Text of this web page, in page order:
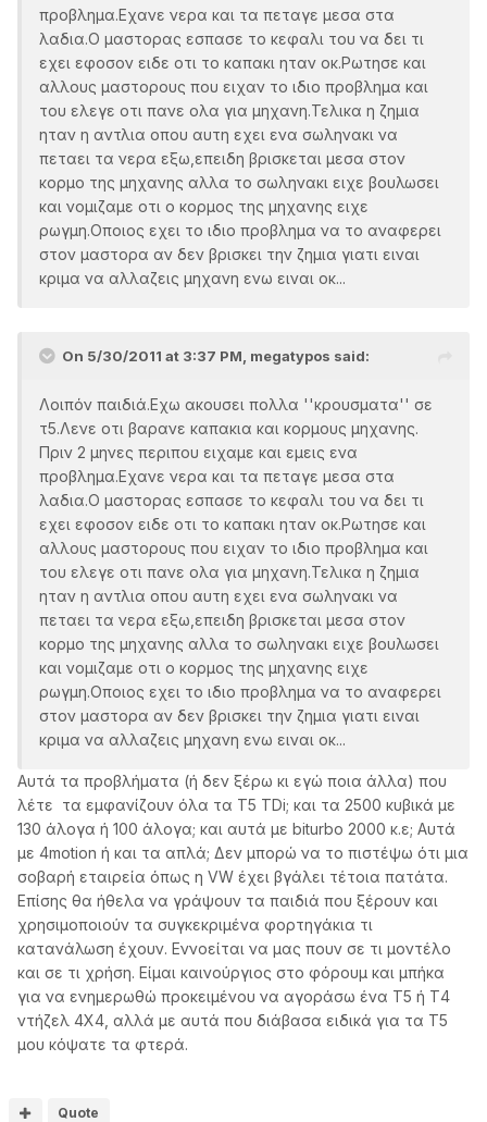
προβλημα.Εχανε νερα και τα πεταγε μεσα στα
λαδια.Ο μαστορας εσπασε το κεφαλι του να δει τι
εχει εφοσον ειδε οτι το καπακι ηταν οκ.Ρωτησε και
αλλους μαστορους που ειχαν το ιδιο προβλημα και
του ελεγε οτι πανε ολα για μηχανη.Τελικα η ζημια
ηταν η αντλια οπου αυτη εχει ενα σωληνακι να
πεταει τα νερα εξω,επειδη βρισκεται μεσα στον
κορμο της μηχανης αλλα το σωληνακι ειχε βουλωσει
και νομιζαμε οτι ο κορμος της μηχανης ειχε
ρωγμη.Οποιος εχει το ιδιο προβλημα να το αναφερει
στον μαστορα αν δεν βρισκει την ζημια γιατι ειναι
κριμα να αλλαζεις μηχανη ενω ειναι οκ...
On 5/30/2011 at 3:37 PM, megatypos said:
Λοιπόν παιδιά.Εχω ακουσει πολλα ''κρουσματα'' σε
τ5.Λενε οτι βαρανε καπακια και κορμους μηχανης.
Πριν 2 μηνες περιπου ειχαμε και εμεις ενα
προβλημα.Εχανε νερα και τα πεταγε μεσα στα
λαδια.Ο μαστορας εσπασε το κεφαλι του να δει τι
εχει εφοσον ειδε οτι το καπακι ηταν οκ.Ρωτησε και
αλλους μαστορους που ειχαν το ιδιο προβλημα και
του ελεγε οτι πανε ολα για μηχανη.Τελικα η ζημια
ηταν η αντλια οπου αυτη εχει ενα σωληνακι να
πεταει τα νερα εξω,επειδη βρισκεται μεσα στον
κορμο της μηχανης αλλα το σωληνακι ειχε βουλωσει
και νομιζαμε οτι ο κορμος της μηχανης ειχε
ρωγμη.Οποιος εχει το ιδιο προβλημα να το αναφερει
στον μαστορα αν δεν βρισκει την ζημια γιατι ειναι
κριμα να αλλαζεις μηχανη ενω ειναι οκ...
Αυτά τα προβλήματα (ή δεν ξέρω κι εγώ ποια άλλα) που
λέτε τα εμφανίζουν όλα τα Τ5 TDi; και τα 2500 κυβικά με
130 άλογα ή 100 άλογα; και αυτά με biturbo 2000 κ.ε; Αυτά
με 4motion ή και τα απλά; Δεν μπορώ να το πιστέψω ότι μια
σοβαρή εταιρεία όπως η VW έχει βγάλει τέτοια πατάτα.
Επίσης θα ήθελα να γράψουν τα παιδιά που ξέρουν και
χρησιμοποιούν τα συγκεκριμένα φορτηγάκια τι
κατανάλωση έχουν. Εννοείται να μας πουν σε τι μοντέλο
και σε τι χρήση. Είμαι καινούργιος στο φόρουμ και μπήκα
για να ενημερωθώ προκειμένου να αγοράσω ένα Τ5 ή Τ4
ντήζελ 4Χ4, αλλά με αυτά που διάβασα ειδικά για τα Τ5
μου κόψατε τα φτερά.
Quote